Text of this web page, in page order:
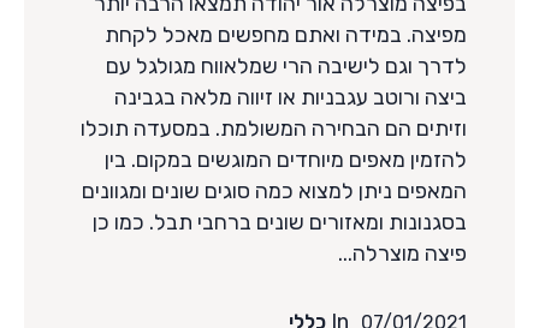
מפיצה. במידה ואתם מחפשים מאכל לקחת
לדרך וגם לישיבה הרי שמלאווח מגולגל עם
ביצה ורוטב עגבניות או זיווה מלאה בגבינה
וזיתים הם הבחירה המשולמת. במסעדה תוכלו
להזמין מאפים מיוחדים המוגשים במקום. בין
המאפים ניתן למצוא כמה סוגים שונים ומגוונים
בסגנונות ומאזורים שונים ברחבי תבל. כמו כן
פיצה מוצרלה...
07/01/2021
In כללי